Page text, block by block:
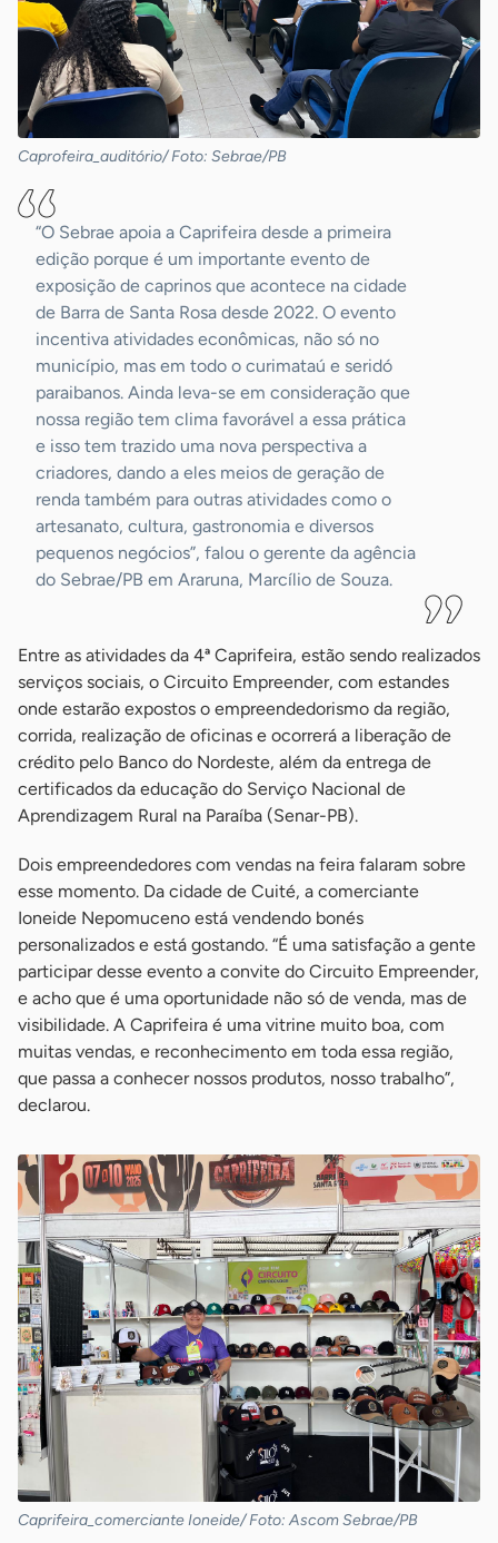
Caprofeira_auditório/ Foto: Sebrae/PB
“O Sebrae apoia a Caprifeira desde a primeira
edição porque é um importante evento de
exposição de caprinos que acontece na cidade
de Barra de Santa Rosa desde 2022. O evento
incentiva atividades econômicas, não só no
município, mas em todo o curimataú e seridó
paraibanos. Ainda leva-se em consideração que
nossa região tem clima favorável a essa prática
e isso tem trazido uma nova perspectiva a
criadores, dando a eles meios de geração de
renda também para outras atividades como o
artesanato, cultura, gastronomia e diversos
pequenos negócios”, falou o gerente da agência
do Sebrae/PB em Araruna, Marcílio de Souza.
Entre as atividades da 4ª Caprifeira, estão sendo realizados
serviços sociais, o Circuito Empreender, com estandes
onde estarão expostos o empreendedorismo da região,
corrida, realização de oficinas e ocorrerá a liberação de
crédito pelo Banco do Nordeste, além da entrega de
certificados da educação do Serviço Nacional de
Aprendizagem Rural na Paraíba (Senar-PB).
Dois empreendedores com vendas na feira falaram sobre
esse momento. Da cidade de Cuité, a comerciante
Ioneide Nepomuceno está vendendo bonés
personalizados e está gostando. “É uma satisfação a gente
participar desse evento a convite do Circuito Empreender,
e acho que é uma oportunidade não só de venda, mas de
visibilidade. A Caprifeira é uma vitrine muito boa, com
muitas vendas, e reconhecimento em toda essa região,
que passa a conhecer nossos produtos, nosso trabalho”,
declarou.
Caprifeira_comerciante Ioneide/ Foto: Ascom Sebrae/PB